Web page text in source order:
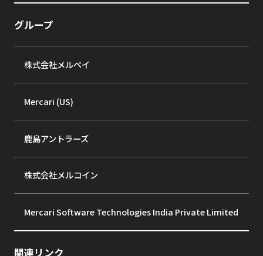
グループ
株式会社メルペイ
Mercari (US)
鹿島アントラーズ
株式会社メルコイン
Mercari Software Technologies India Private Limited
関連リンク